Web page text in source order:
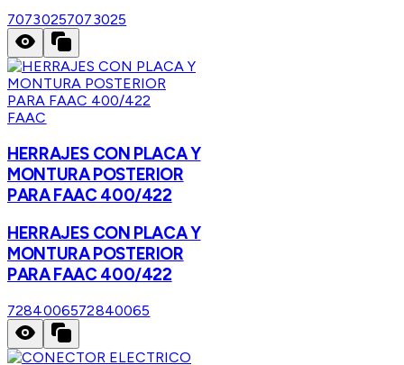
70730257073025
FAAC
HERRAJES CON PLACA Y
MONTURA POSTERIOR
PARA FAAC 400/422
HERRAJES CON PLACA Y
MONTURA POSTERIOR
PARA FAAC 400/422
7284006572840065